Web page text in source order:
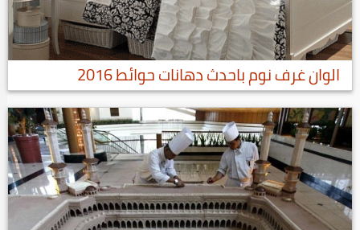
الوان غرف نوم باحدث دهانات حوائط 2016